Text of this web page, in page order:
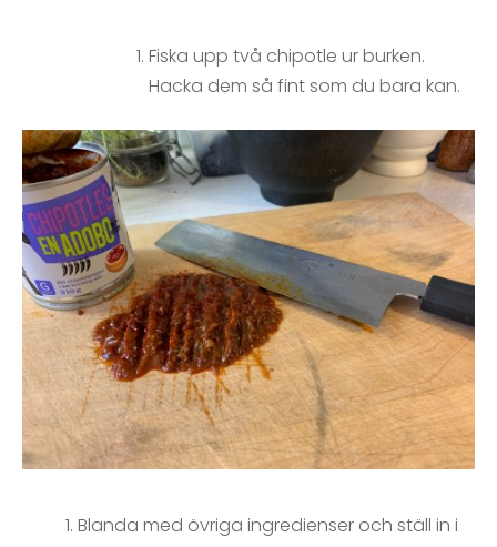
Fiska upp två chipotle ur burken.
Hacka dem så fint som du bara kan.
Blanda med övriga ingredienser och ställ in i